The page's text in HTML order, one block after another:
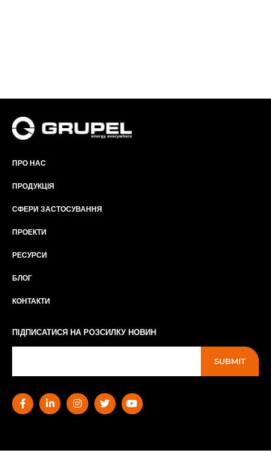
ПРО НАС
ПРОДУКЦІЯ
СФЕРИ ЗАСТОСУВАННЯ
ПРОЕКТИ
РЕСУРСИ
БЛОГ
КОНТАКТИ
ПІДПИСАТИСЯ НА РОЗСИЛКУ НОВИН
SUBMIT